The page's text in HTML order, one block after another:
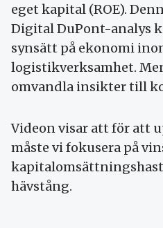
eget kapital (ROE).
Digital DuPont-analys
synsätt på ekonomi
logistikverksamhet.
omvandla insikter till
Videon visar att för att
måste vi fokusera på
hävstång.